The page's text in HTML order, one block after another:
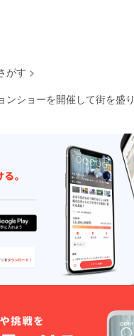
がす >
ンショーを開催して街を盛